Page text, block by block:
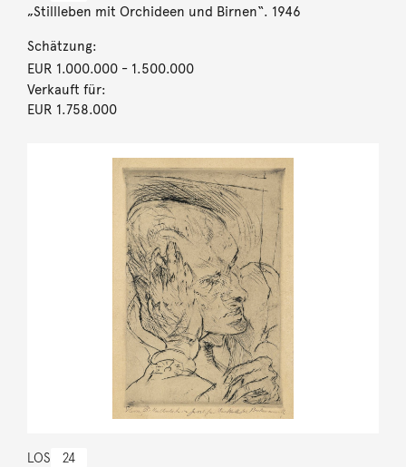
„Stillleben mit Orchideen und Birnen“. 1946
Schätzung:
EUR 1.000.000- 1.500.000
Verkauft für:
EUR 1.758.000
LOS 24